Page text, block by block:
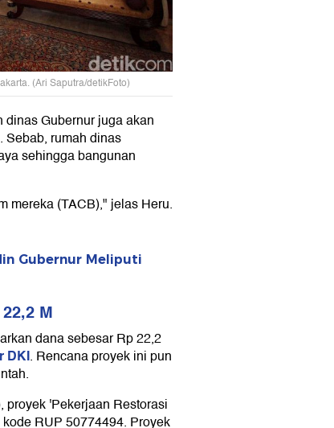
(Ari Saputra/detikFoto)
Gubernur juga akan
Sebab, rumah dinas
sehingga bangunan
mereka (TACB)," jelas Heru.
Gubernur Meliputi
M
dana sebesar Rp 22,2
DKI. Rencana proyek ini pun
proyek 'Pekerjaan Restorasi
RUP 50774494. Proyek